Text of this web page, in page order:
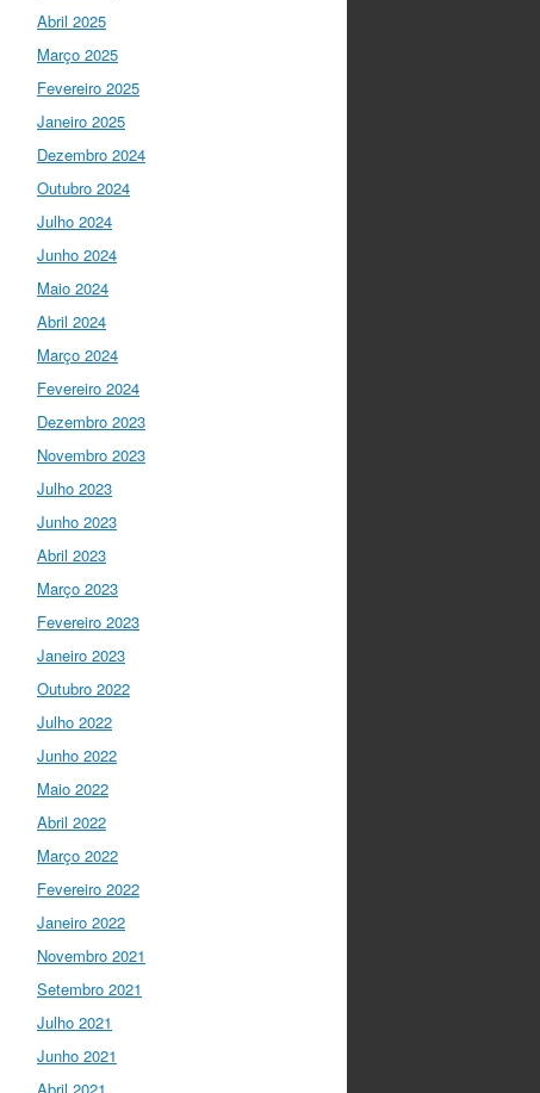
em três valores:
twitter.com/i/web/status/1…
Ciência Viva
Ministério da Ciência foi o
momento fundamental
para a mudança do
par…
I Gulbenkian Ciência
Fantastic
closing up of
week with a talk about
"Communicating at the
Speed of Science" with
the…
Ciência Viva
"Hoje fazemos parte de
equipas europeias
multidisciplinares que têm
resolução de problemas
mun…
twitter.com/i/web/status/1…
“O impacto dos jovens
investigadores, como eu,
na sociedade é hoje
muito visível nas
empresas. Já não
twitter.com/i/web/status/1…
Ciência Viva
Abril 2025
Março 2025
Fevereiro 2025
Janeiro 2025
Dezembro 2024
Outubro 2024
Julho 2024
Junho 2024
Maio 2024
Abril 2024
Março 2024
Fevereiro 2024
Dezembro 2023
Novembro 2023
Julho 2023
Junho 2023
Abril 2023
Março 2023
Fevereiro 2023
Janeiro 2023
Outubro 2022
Julho 2022
Junho 2022
Maio 2022
Abril 2022
Março 2022
Fevereiro 2022
Janeiro 2022
Novembro 2021
Setembro 2021
Julho 2021
Junho 2021